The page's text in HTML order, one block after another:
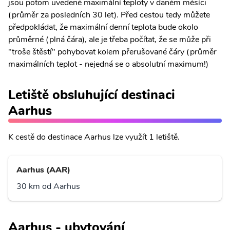
jsou potom uvedené maximální teploty v daném měsíci
(průměr za posledních 30 let). Před cestou tedy můžete
předpokládat, že maximální denní teplota bude okolo
průměrné (plná čára), ale je třeba počítat, že se může při
"troše štěstí" pohybovat kolem přerušované čáry (průměr
maximálních teplot - nejedná se o absolutní maximum!)
Letiště obsluhující destinaci
Aarhus
K cestě do destinace Aarhus lze využít 1 letiště.
Aarhus (AAR)
30 km od Aarhus